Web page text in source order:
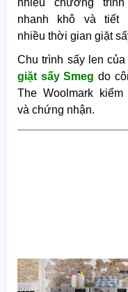
nhiều chương
nhanh khô và tiết
nhiều thời gian giặt
Chu trình sấy len của
giặt sấy Smeg do
The Woolmark kiểm
và chứng nhận.